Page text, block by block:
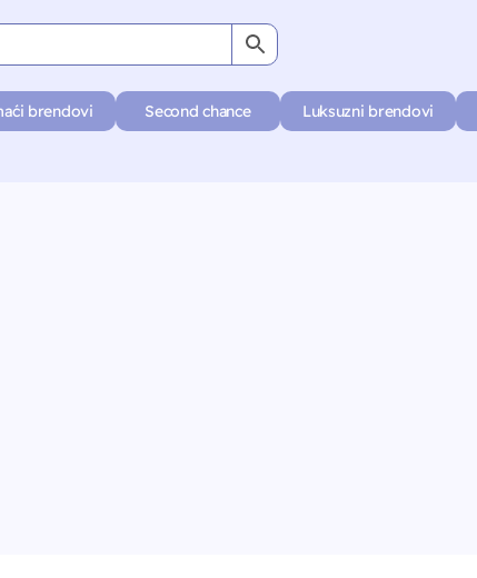
brendovi Second chance Luksuzni brendovi